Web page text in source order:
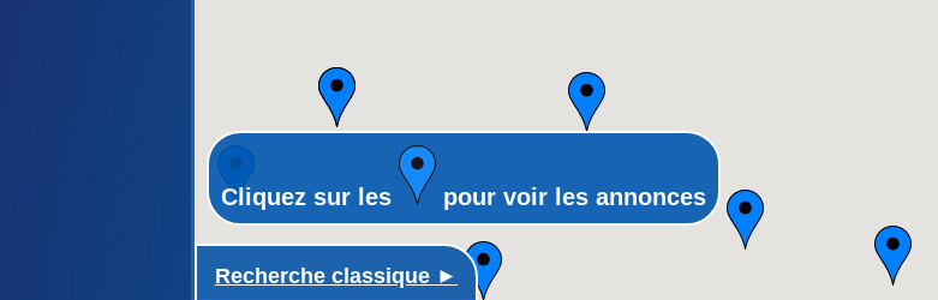
Provence-
Recherche classique ►
Cliquez sur les pour voir les annonces